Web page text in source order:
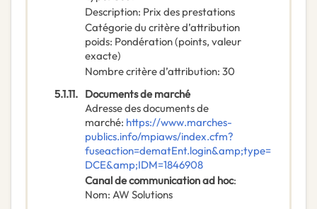
Description: Prix des prestations
Catégorie du critère d’attribution
poids: Pondération (points, valeur
exacte)
Nombre critère d’attribution: 30
5.1.11. Documents de marché
Adresse des documents de
marché: https://www.marches-
publics.info/mpiaws/index.cfm?
fuseaction=dematEnt.login&amp;type=
DCE&amp;IDM=1846908
Canal de communication ad hoc:
Nom: AW Solutions